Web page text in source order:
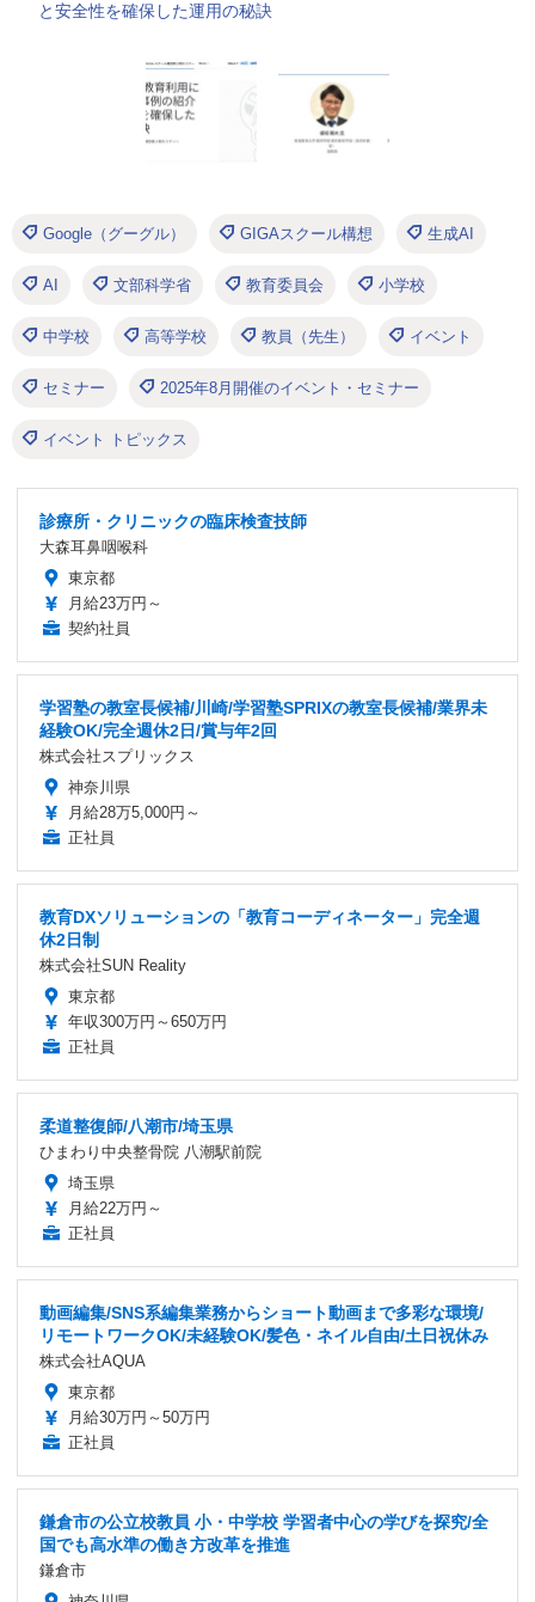
と安全性を確保した運用の秘訣
Google（グーグル） GIGAスクール構想 生成AI
AI 文部科学省 教育委員会 小学校
中学校 高等学校 教員（先生） イベント
セミナー 2025年8月開催のイベント・セミナー
イベント トピックス
診療所・クリニックの臨床検査技師
大森耳鼻咽喉科
東京都
月給23万円～
契約社員
学習塾の教室長候補/川崎/学習塾SPRIXの教室長候補/業界未
経験OK/完全週休2日/賞与年2回
株式会社スプリックス
神奈川県
月給28万5,000円～
正社員
教育DXソリューションの「教育コーディネーター」完全週
休2日制
株式会社SUN Reality
東京都
年収300万円～650万円
正社員
柔道整復師/八潮市/埼玉県
ひまわり中央整骨院 八潮駅前院
埼玉県
月給22万円～
正社員
動画編集/SNS系編集業務からショート動画まで多彩な環境/
リモートワークOK/未経験OK/髪色・ネイル自由/土日祝休み
株式会社AQUA
東京都
月給30万円～50万円
正社員
鎌倉市の公立校教員 小・中学校 学習者中心の学びを探究/全
国でも高水準の働き方改革を推進
鎌倉市